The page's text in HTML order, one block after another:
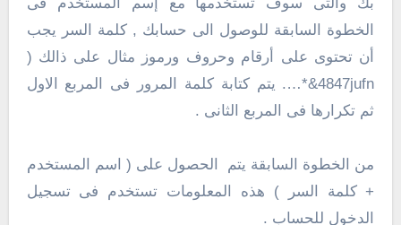
الخطوة السابقة للوصول الى حسابك , كلمة السر يجب
أن تحتوى على أرقام وحروف ورموز مثال على ذالك (
4847jufn&*…. يتم كتابة كلمة المرور فى المربع الاول
ثم تكرارها فى المربع الثانى .
من الخطوة السابقة يتم الحصول على ( اسم المستخدم
+ كلمة السر ) هذه المعلومات تستخدم فى تسجيل
الدخول للحساب .